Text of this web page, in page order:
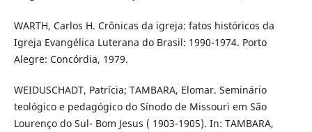
WARTH, Carlos H. Crônicas da igreja: fatos históricos da
Igreja Evangélica Luterana do Brasil: 1990-1974. Porto
Alegre: Concórdia, 1979.
WEIDUSCHADT, Patrícia; TAMBARA, Elomar. Seminário
teológico e pedagógico do Sínodo de Missouri em São
Lourenço do Sul- Bom Jesus ( 1903-1905). In: TAMBARA,